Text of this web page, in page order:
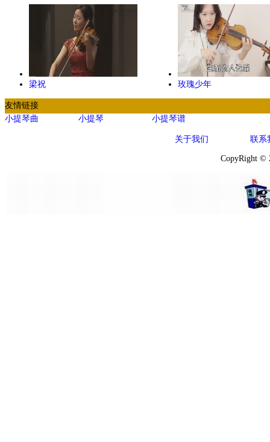
梁祝 玫瑰少年
友情链接
小提琴曲
小提琴 小提琴谱
关于我们 联系
CopyRight ©